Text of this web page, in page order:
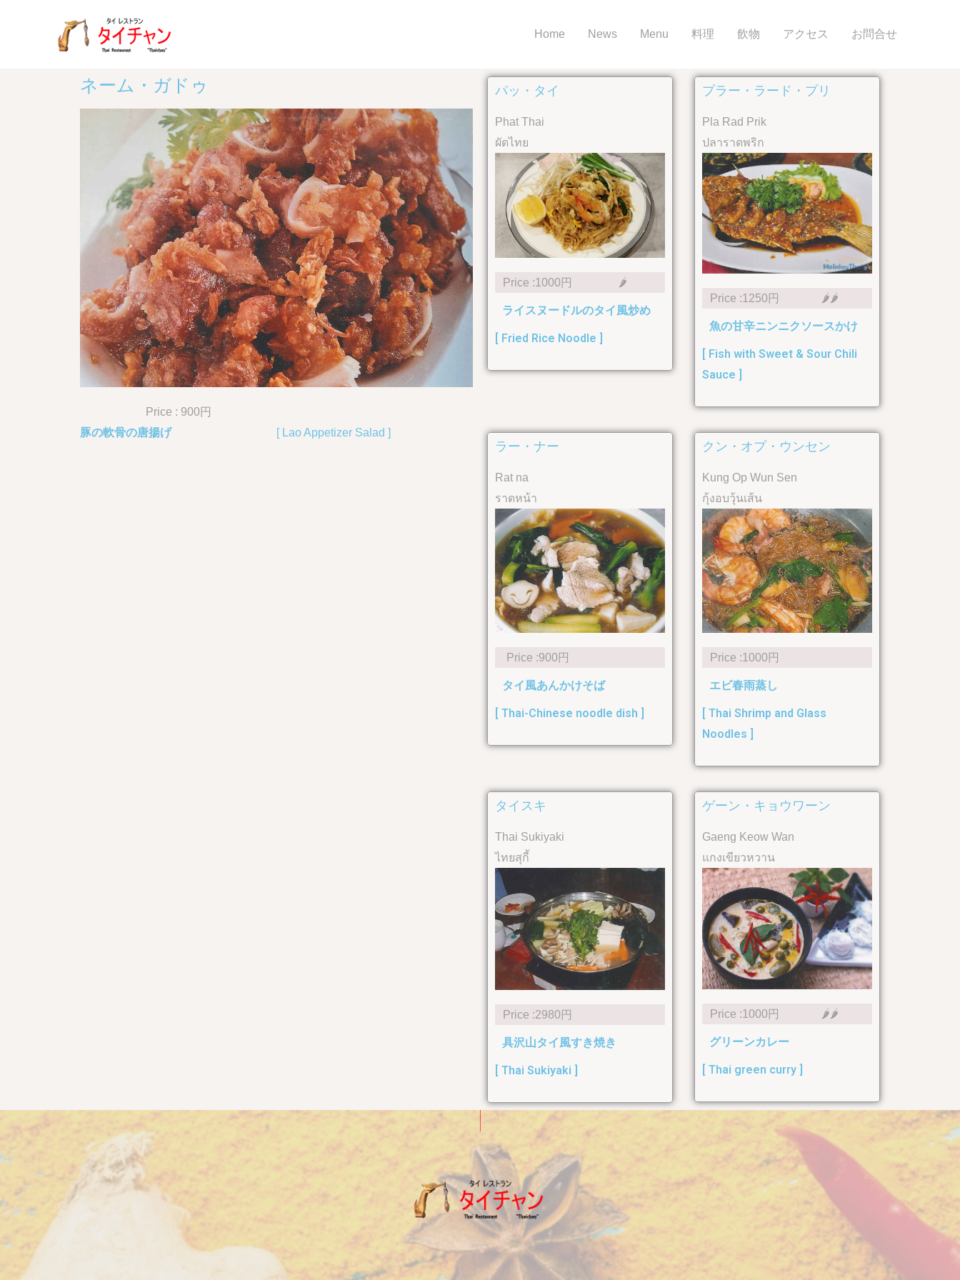
Home News Menu 料理 飲物 アクセス お問合せ
ネーム・ガドゥ
Price : 900円
豚の軟骨の唐揚げ [ Lao Appetizer Salad ]
パッ・タイ
Phat Thai
ผัดไทย
Price :1000円 🌶
ライスヌードルのタイ風炒め
[ Fried Rice Noodle ]
プラー・ラード・プリ
Pla Rad Prik
ปลาราดพริก
Price :1250円 🌶🌶
魚の甘辛ニンニクソースかけ
[ Fish with Sweet & Sour Chili
Sauce ]
ラー・ナー
Rat na
ราดหน้า
Price :900円
タイ風あんかけそば
[ Thai-Chinese noodle dish ]
クン・オプ・ウンセン
Kung Op Wun Sen
กุ้งอบวุ้นเส้น
Price :1000円
エビ春雨蒸し
[ Thai Shrimp and Glass
Noodles ]
タイスキ
Thai Sukiyaki
ไทยสุกี้
Price :2980円
具沢山タイ風すき焼き
[ Thai Sukiyaki ]
ゲーン・キョウワーン
Gaeng Keow Wan
แกงเขียวหวาน
Price :1000円 🌶🌶
グリーンカレー
[ Thai green curry ]